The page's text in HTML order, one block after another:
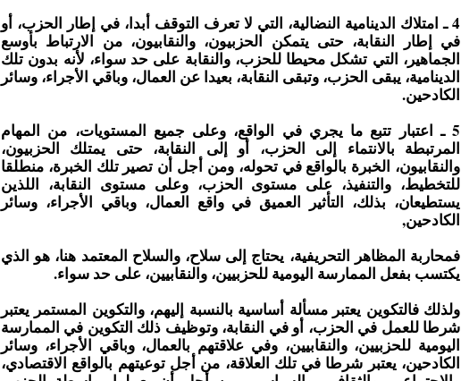
4 ـ امتلاك الدينامية النضالية، التي لا تعرف التوقف أبدا، في إطار الحزب، أو
في إطار النقابة، حتى يتمكن الحزبيون، والنقابيون، من الارتباط بأوسع
الجماهير، التي تشكل محيطا للحزب، والنقابة على حد سواء، لأنه بدون تلك
الدينامية، يبقى الحزب، وتبقى النقابة، بعيدا عن العمال، وباقي الأجراء، وسائر
الكادحين.
5 ـ اعتبار تتبع ما يجري في الواقع، وعلى جميع المستويات، من المهام
المرتبطة بالانتماء إلى الحزب، أو إلى النقابة، حتى يمتلك الحزبيون،
والنقابيون، الخبرة بالواقع في تحوله، ومن أجل أن تصير تلك الخبرة، منطلقا
للتخطيط، والتنفيذ، على مستوى الحزب، وعلى مستوى النقابة، اللذين
يستطيعان، بذلك، التأثير العميق في واقع العمال، وباقي الأجراء، وسائر
الكادحين,
فمحاربة المظاهر التحريفية، يحتاج إلى سلاح، والسلاح المعتمد هنا، هو الذي
يكتسب بفعل الممارسة اليومية للحزبيين، والنقابيين، على حد سواء.
ولذلك فالتكوين يعتبر مسألة أساسية بالنسبة إليهم، والتكوين المستمر يعتبر
شرطا للعمل في الحزب، أو في النقابة، وتوظيف ذلك التكوين في الممارسة
اليومية للحزبيين، والنقابيين، وفي علاقتهم بالعمال، وباقي الأجراء، وسائر
الكادحين، يعتبر شرطا في تلك العلاقة، من أجل توعيتهم بالواقع الاقتصادي،